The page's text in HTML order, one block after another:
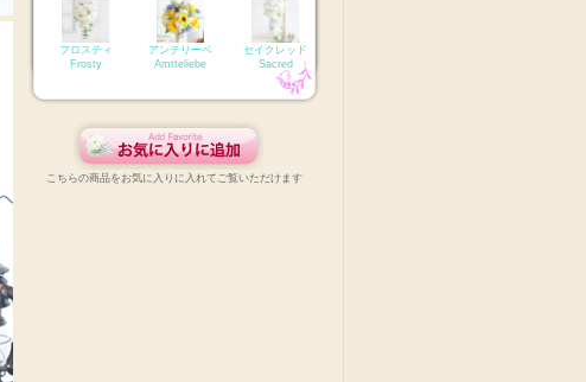
フロスティ
Frosty
アンテリーベ
Amtteliebe
セイクレッド
Sacred
こちらの商品をお気に入りに入れてご覧いただけます